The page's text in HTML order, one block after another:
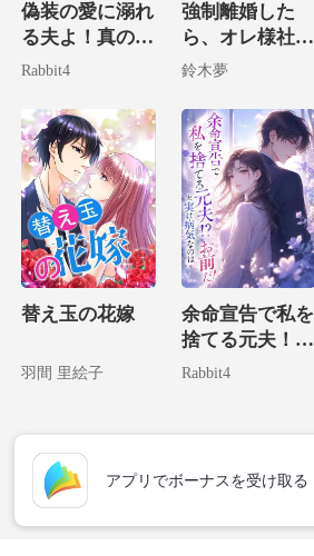
偽装の愛に溺れ
る夫よ！真の姿
現した妻が君臨
Rabbit4
強制離婚した
ら、オレ様社長
の子供を拾って
鈴木夢
替え玉の花嫁
羽間 里絵子
余命宣告で私を
捨てる元夫！？
実は病気なのは
Rabbit4
アプリでボーナスを受け取る